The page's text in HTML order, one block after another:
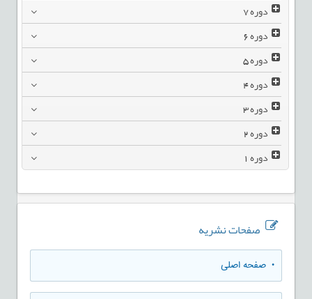
دوره7
دوره6
دوره5
دوره4
دوره3
دوره2
دوره1
صفحات نشریه
• صفحه اصلی